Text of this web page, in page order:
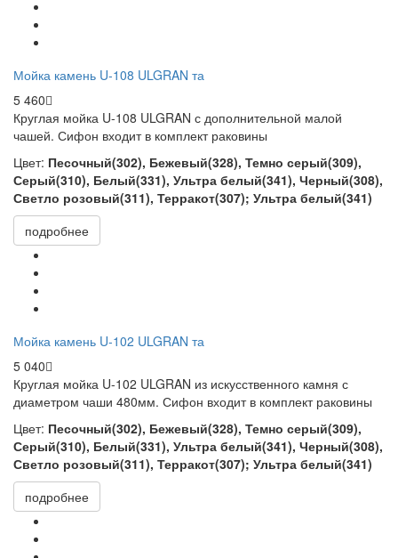
Мойка камень U-108 ULGRAN та
5 460
Круглая мойка U-108 ULGRAN с дополнительной малой
чашей. Сифон входит в комплект раковины
Цвет: Песочный(302), Бежевый(328), Темно серый(309),
Серый(310), Белый(331), Ультра белый(341), Черный(308),
Светло розовый(311), Терракот(307); Ультра белый(341)
подробнее
Мойка камень U-102 ULGRAN та
5 040
Круглая мойка U-102 ULGRAN из искусственного камня с
диаметром чаши 480мм. Сифон входит в комплект раковины
Цвет: Песочный(302), Бежевый(328), Темно серый(309),
Серый(310), Белый(331), Ультра белый(341), Черный(308),
Светло розовый(311), Терракот(307); Ультра белый(341)
подробнее